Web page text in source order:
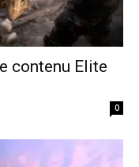
contenu Elite
0